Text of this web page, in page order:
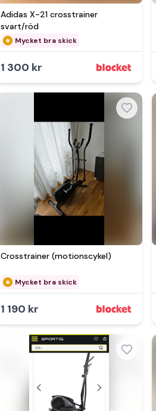
Adidas X-21 crosstrainer
svart/röd
Mycket bra skick
1 300 kr
Crosstrainer (motionscykel)
Mycket bra skick
1 190 kr